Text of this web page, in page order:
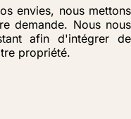
envies, nous mettons
demande. Nous nous
afin d'intégrer de
propriété.